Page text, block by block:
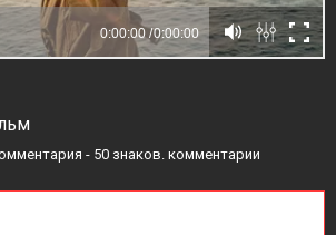
- 50 знаков. комментарии